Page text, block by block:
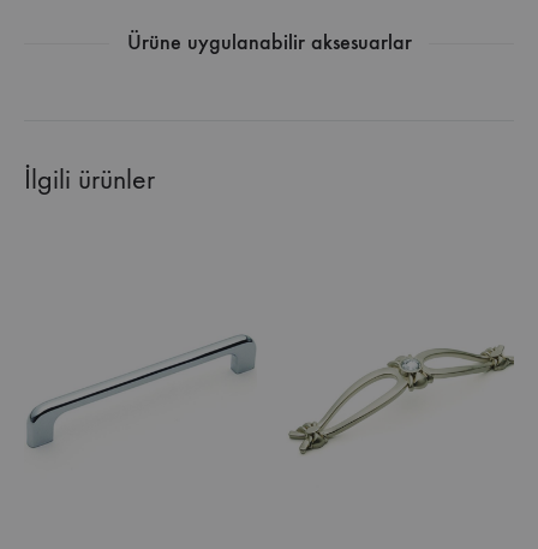
Ürüne uygulanabilir aksesuarlar
İlgili ürünler